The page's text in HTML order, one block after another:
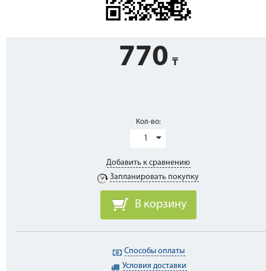
770
Кол-во:
1
Добавить к сравнению
Запланировать покупку
В корзину
Способы оплаты
Условия доставки